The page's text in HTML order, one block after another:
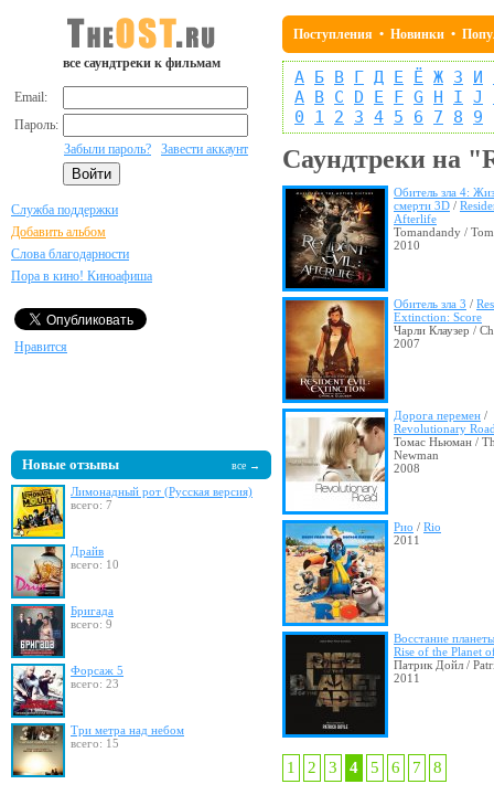
все саундтреки к фильмам
Email:
Пароль:
Забыли пароль?
Завести аккаунт
Служба поддержки
Добавить альбом
Слова благодарности
Пора в кино! Киноафиша
Нравится
Новые отзывы все →
Лимонадный рот (Русская версия)
всего: 7
Драйв
всего: 10
Бригада
всего: 9
Форсаж 5
всего: 23
Три метра над небом
всего: 15
Поступления • Новинки •
А Б В Г Д Е Ё Ж З И
A B C D E F G H I J
0
1 2 3 4 5 6 7 8 9
Саундтреки на
Обитель зла 4:
смерти 3D /
Afterlife
Tomandandy /
2010
Обитель зла 3 /
Extinction: Score
Чарли Клаузер /
2007
Дорога перемен /
Revolutionary
Томас Ньюман /
Newman
2008
Рио / Rio
2011
Восстание
Rise of the Planet
Патрик Дойл /
2011
1 2 3 4 5 6 7 8